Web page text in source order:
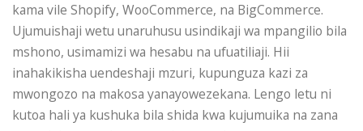
kama vile Shopify, WooCommerce, na BigCommerce.
Ujumuishaji wetu unaruhusu usindikaji wa mpangilio bila
mshono, usimamizi wa hesabu na ufuatiliaji. Hii
inahakikisha uendeshaji mzuri, kupunguza kazi za
mwongozo na makosa yanayowezekana. Lengo letu ni
kutoa hali ya kushuka bila shida kwa kujumuika na zana